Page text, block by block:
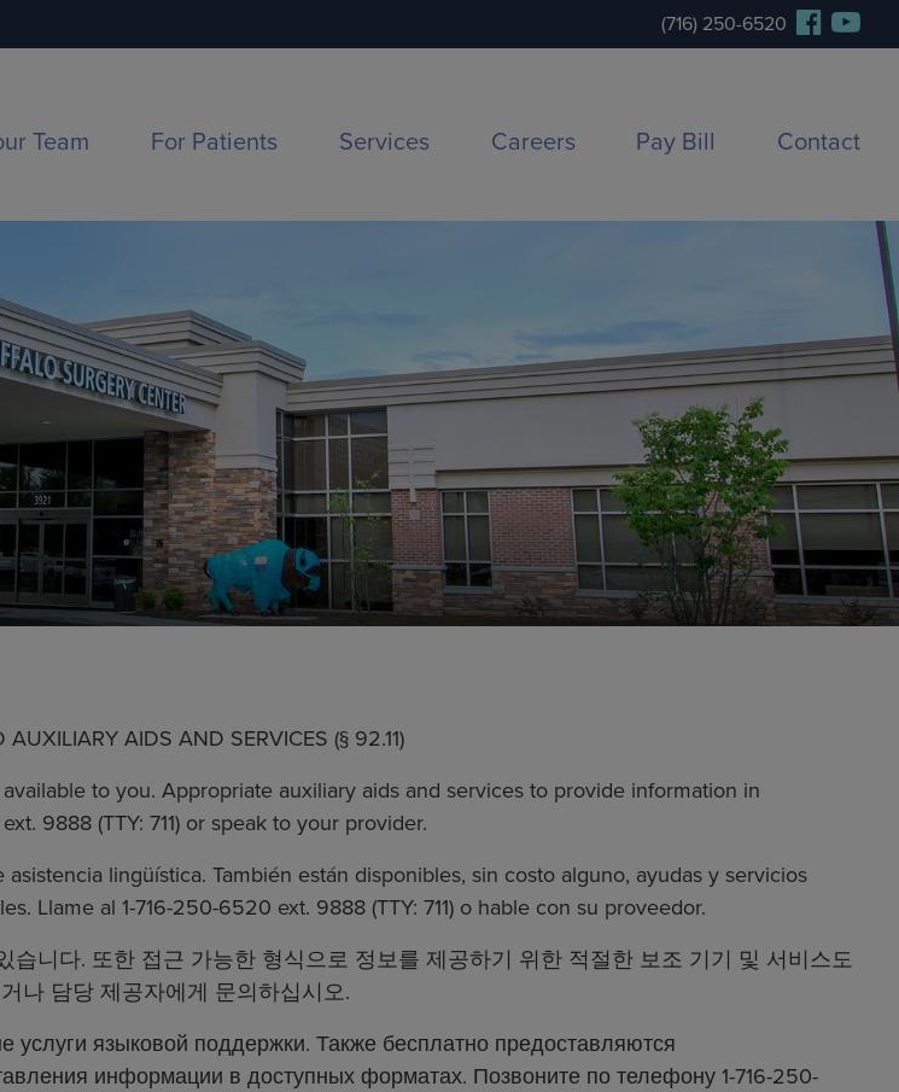
(716) 250-6520
Team For Patients Services Careers Pay Bill Contact
AIDS AND SERVICES (§ 92.11)
to you. Appropriate auxiliary aids and services to provide information in
9888 (TTY: 711) or speak to your provider.
lingüística. También están disponibles, sin costo alguno, ayudas y servicios
Llame al 1-716-250-6520 ext. 9888 (TTY: 711) o hable con su proveedor.
니다. 또한 접근 가능한 형식으로 정보를 제공하기 위한 적절한 보조 기기 및 서비스도
나 담당 제공자에게 문의하십시오.
языковой поддержки. Также бесплатно предоставляются
информации в доступных форматах. Позвоните по телефону 1-716-250-